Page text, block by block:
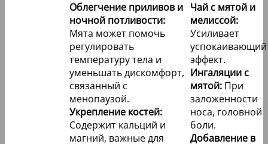
Облегчение приливов и
ночной потливости:
Мята может помочь
регулировать
температуру тела и
уменьшать дискомфорт,
связанный с
менопаузой.
Укрепление костей:
Содержит кальций и
магний, важные для
Чай с мятой и
мелиссой:
Усиливает
успокаивающий
эффект.
Ингаляции с
мятой: При
заложенности
носа, головной
боли.
Добавление в